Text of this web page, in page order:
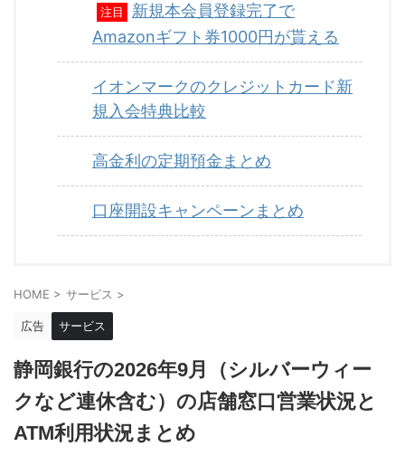
注目
新規本会員登録完了で
Amazonギフト券1000円が貰える
イオンマークのクレジットカード新
規入会特典比較
高金利の定期預金まとめ
口座開設キャンペーンまとめ
HOME > サービス >
広告 サービス
静岡銀行の2026年9月（シルバーウィー
クなど連休含む）の店舗窓口営業状況と
ATM利用状況まとめ